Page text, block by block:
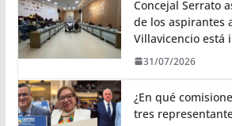
Concejal Serrato
de los aspirantes
Villavicencio está
31/07/2026
¿En qué
tres